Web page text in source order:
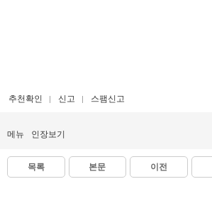
추천확인 신고 스팸신고
메뉴 인장보기
목록 본문 이전